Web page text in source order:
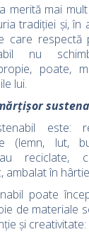
merită mai
tradiției și, în
care respectă
nu
poate,
lui.
este:
(lemn, lut,
reciclate,
ambalat în
poate
de materiale
și creativitate: